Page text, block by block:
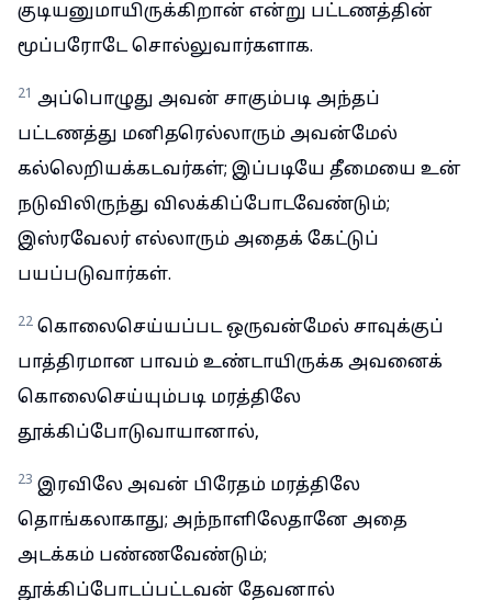
குடியனுமாயிருக்கிறான் என்று பட்டணத்தின்
மூப்பரோடே சொல்லுவார்களாக.
21 அப்பொழுது அவன் சாகும்படி அந்தப்
பட்டணத்து மனிதரெல்லாரும் அவன்மேல்
கல்லெறியக்கடவர்கள்; இப்படியே தீமையை உன்
நடுவிலிருந்து விலக்கிப்போடவேண்டும்;
இஸ்ரவேலர் எல்லாரும் அதைக் கேட்டுப்
பயப்படுவார்கள்.
22 கொலைசெய்யப்பட ஒருவன்மேல் சாவுக்குப்
பாத்திரமான பாவம் உண்டாயிருக்க அவனைக்
கொலைசெய்யும்படி மரத்திலே
தூக்கிப்போடுவாயானால்,
23 இரவிலே அவன் பிரேதம் மரத்திலே
தொங்கலாகாது; அந்நாளிலேதானே அதை
அடக்கம் பண்ணவேண்டும்;
தூக்கிப்போடப்பட்டவன் தேவனால்